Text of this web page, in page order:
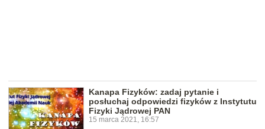
Kanapa Fizyków: zadaj pytanie i
posłuchaj odpowiedzi fizyków z Instytutu
Fizyki Jądrowej PAN
15 marca 2021, 16:57